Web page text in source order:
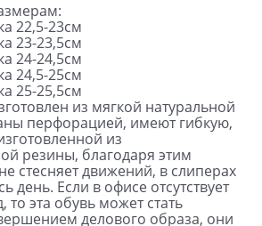
22,5-23см
23-23,5см
24-24,5см
24,5-25см
25-25,5см
из мягкой натуральной
перфорацией, имеют гибкую,
из
резины, благодаря этим
стесняет движений, в слиперах
день. Если в офисе отсутствует
то эта обувь может стать
делового образа, они